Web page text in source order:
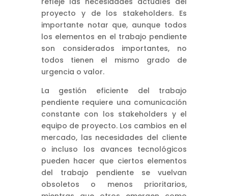
proyecto y de los stakeholders. Es
importante notar que, aunque todos
los elementos en el trabajo pendiente
son considerados importantes, no
todos tienen el mismo grado de
urgencia o valor.
La gestión eficiente del trabajo
pendiente requiere una comunicación
constante con los stakeholders y el
equipo de proyecto. Los cambios en el
mercado, las necesidades del cliente
o incluso los avances tecnológicos
pueden hacer que ciertos elementos
del trabajo pendiente se vuelvan
obsoletos o menos prioritarios,